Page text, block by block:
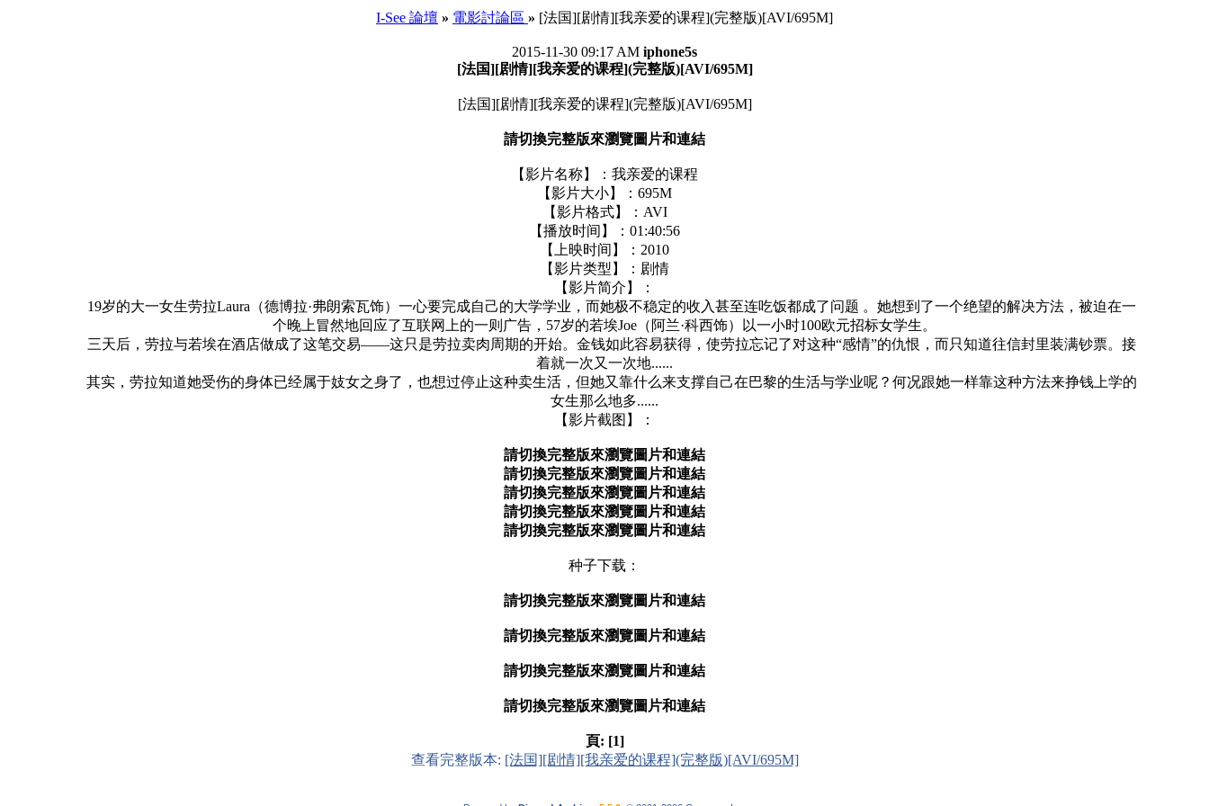
I-See 論壇 » 電影討論區 » [法国][剧情][我亲爱的课程](完整版)[AVI/695M]
2015-11-30 09:17 AM iphone5s
[法国][剧情][我亲爱的课程](完整版)[AVI/695M]
[法国][剧情][我亲爱的课程](完整版)[AVI/695M]
請切換完整版來瀏覽圖片和連結
【影片名称】：我亲爱的课程
【影片大小】：695M
【影片格式】：AVI
【播放时间】：01:40:56
【上映时间】：2010
【影片类型】：剧情
【影片简介】：
19岁的大一女生劳拉Laura（德博拉·弗朗索瓦饰）一心要完成自己的大学学业，而她极不稳定的收入甚至连吃饭都成了问题 。她想到了一个绝望的解决方法，被迫在一
个晚上冒然地回应了互联网上的一则广告，57岁的若埃Joe（阿兰·科西饰）以一小时100欧元招标女学生。
三天后，劳拉与若埃在酒店做成了这笔交易——这只是劳拉卖肉周期的开始。金钱如此容易获得，使劳拉忘记了对这种“感情”的仇恨，而只知道往信封里装满钞票。接
着就一次又一次地......
其实，劳拉知道她受伤的身体已经属于妓女之身了，也想过停止这种卖生活，但她又靠什么来支撑自己在巴黎的生活与学业呢？何况跟她一样靠这种方法来挣钱上学的
女生那么地多......
【影片截图】：
請切換完整版來瀏覽圖片和連結
請切換完整版來瀏覽圖片和連結
請切換完整版來瀏覽圖片和連結
請切換完整版來瀏覽圖片和連結
請切換完整版來瀏覽圖片和連結
种子下载：
請切換完整版來瀏覽圖片和連結
請切換完整版來瀏覽圖片和連結
請切換完整版來瀏覽圖片和連結
請切換完整版來瀏覽圖片和連結
頁: [1]
查看完整版本: [法国][剧情][我亲爱的课程](完整版)[AVI/695M]